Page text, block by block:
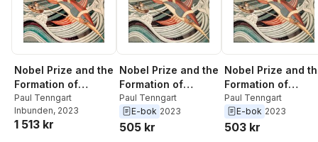
Nobel Prize and the
Formation of
Contemporary
World Literature
Paul Tenngart
Inbunden, 2023
1 513 kr
Nobel Prize and the
Formation of
Contemporary
World Literature
Paul Tenngart
E-bok 2023
505 kr
Nobel Prize and
Formation of
Contemporary
World Literature
Paul Tenngart
E-bok 2023
503 kr